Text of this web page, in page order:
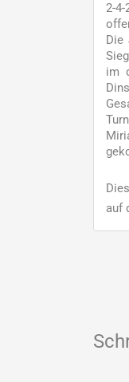
2-
Die
im
auf